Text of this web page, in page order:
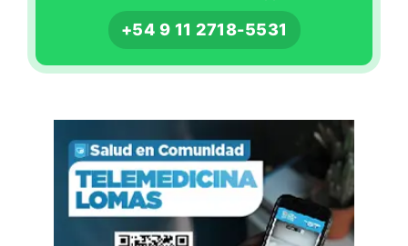
+54 9 11 2718-5531